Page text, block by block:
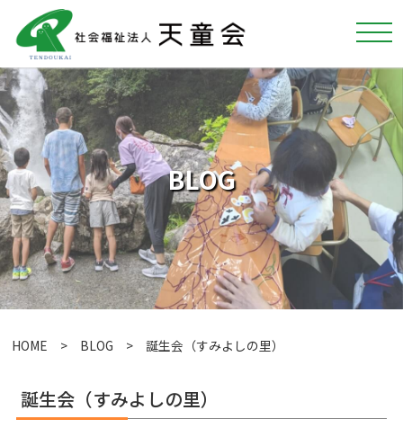
BLOG
HOME > BLOG > 誕生会（すみよしの里）
誕生会（すみよしの里）